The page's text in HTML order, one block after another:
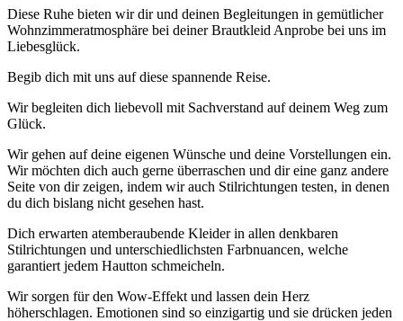
Diese Ruhe bieten wir dir und deinen Begleitungen in gemütlicher
Wohnzimmeratmosphäre bei deiner Brautkleid Anprobe bei uns im
Liebesglück.
Begib dich mit uns auf diese spannende Reise.
Wir begleiten dich liebevoll mit Sachverstand auf deinem Weg zum
Glück.
Wir gehen auf deine eigenen Wünsche und deine Vorstellungen ein.
Wir möchten dich auch gerne überraschen und dir eine ganz andere
Seite von dir zeigen, indem wir auch Stilrichtungen testen, in denen
du dich bislang nicht gesehen hast.
Dich erwarten atemberaubende Kleider in allen denkbaren
Stilrichtungen und unterschiedlichsten Farbnuancen, welche
garantiert jedem Hautton schmeicheln.
Wir sorgen für den Wow-Effekt und lassen dein Herz
höherschlagen. Emotionen sind so einzigartig und sie drücken jeden